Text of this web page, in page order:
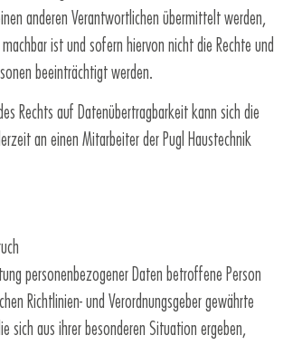
anderen Verantwortlichen übermittelt werden,
ist und sofern hiervon nicht die Rechte und
beeinträchtigt werden.
Rechts auf Datenübertragbarkeit kann sich die
an einen Mitarbeiter der Pugl Haustechnik
personenbezogener Daten betroffene Person
Richtlinien- und Verordnungsgeber gewährte
sich aus ihrer besonderen Situation ergeben,